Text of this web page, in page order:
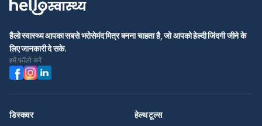
हैलो स्वास्थ्य आपका सबसे भरोसेमंद मित्र बनना चाहता है, जो आपको हेल्दी जिंदगी जीने के
लिए जानकारी दे सके.
हमें फॉलो करें
डिस्कवर हेल्थ टूल्स